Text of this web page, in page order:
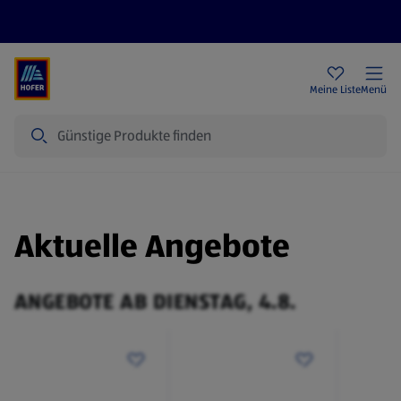
Meine ListeMenü
Aktuelle Angebote
ANGEBOTE AB DIENSTAG, 4.8.